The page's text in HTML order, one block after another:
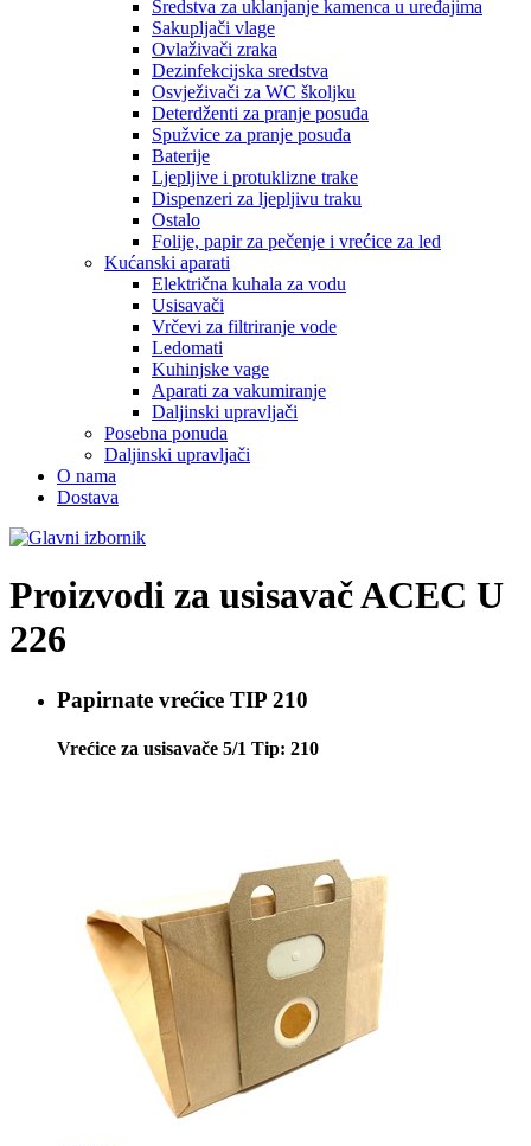
Sredstva za uklanjanje kamenca u uređajima
Sakupljači vlage
Ovlaživači zraka
Dezinfekcijska sredstva
Osvježivači za WC školjku
Deterdženti za pranje posuđa
Spužvice za pranje posuđa
Baterije
Ljepljive i protuklizne trake
Dispenzeri za ljepljivu traku
Ostalo
Folije, papir za pečenje i vrećice za led
Kućanski aparati
Električna kuhala za vodu
Usisavači
Vrčevi za filtriranje vode
Ledomati
Kuhinjske vage
Aparati za vakumiranje
Daljinski upravljači
Posebna ponuda
Daljinski upravljači
O nama
Dostava
Proizvodi za usisavačACEC U
226
Papirnate vrećice TIP 210
Vrećice za usisavače 5/1 Tip: 210